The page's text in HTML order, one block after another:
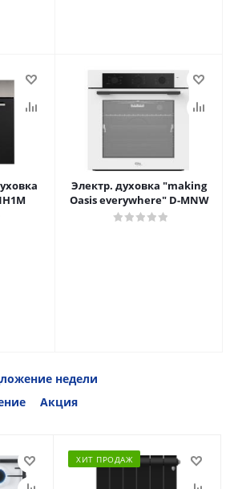
Электр. духовка "making
Oasis everywhere" D-MNW
недели
Акция
ХИТ ПРОДАЖ